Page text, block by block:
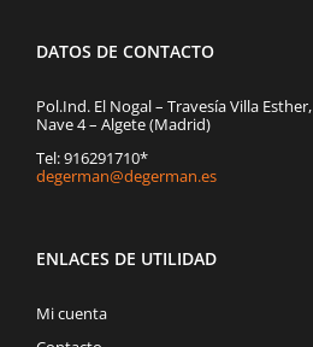
DATOS DE CONTACTO
Pol.Ind. El Nogal – Travesía Villa Esther,
Nave 4 – Algete (Madrid)
Tel: 916291710*
degerman@degerman.es
ENLACES DE UTILIDAD
Mi cuenta